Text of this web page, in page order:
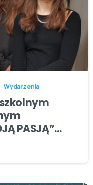
Wydarzenia
PASJĄ”…